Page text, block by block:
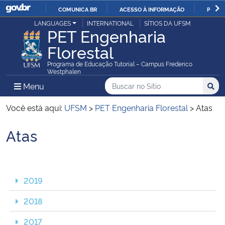
IR
PARA
CONTEÚDO
COMUNICA BR ACESSO À INFORMAÇÃO
Ministério da Justiça e Segurança Pública
Ministério da Defesa
Ministério da Agricultura, Pecuária e Abastecimento
Ministério da Educação
LANGUAGES INTERNATIONAL SÍTIOS DA UFSM
PET Engenharia
Florestal
Programa de Educação Tutorial – Campus Frederico
Westphalen
Menu Menu Principal do Sítio
Busca
Buscar no no Sítio
Busca:
Você está aqui: UFSM > PET Engenharia Florestal >Atas
Início do conteúdo
Atas
2019
2018
2017